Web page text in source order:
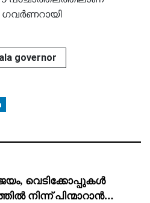
governor
വെടിക്കോപ്പുകൾ
നിന്ന് പിന്മാറാൻ